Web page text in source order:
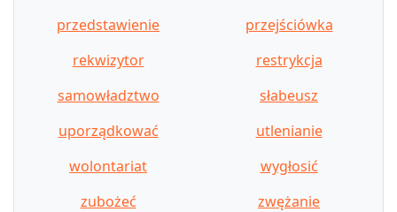
przedstawienie
przejściówka
rekwizytor
restrykcja
samowładztwo
słabeusz
uporządkować
utlenianie
wolontariat
wygłosić
zubożeć
zwężanie